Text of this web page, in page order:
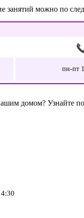
занятий можно по
пн-пт
домом? Узнайте